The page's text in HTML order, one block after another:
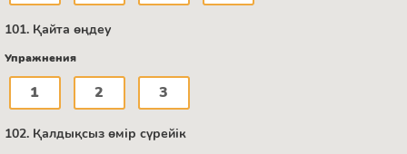
101. Қайта өңдеу
Упражнения
1 2 3
102. Қалдықсыз өмір сүрейік